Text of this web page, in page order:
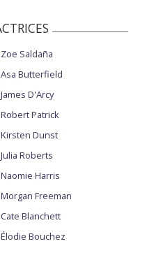
Zoe Saldaña
Asa Butterfield
James D'Arcy
Robert Patrick
Kirsten Dunst
Julia Roberts
Naomie Harris
Morgan Freeman
Cate Blanchett
Élodie Bouchez